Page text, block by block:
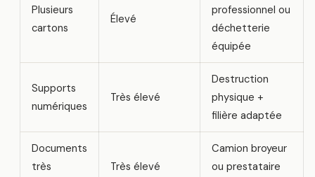
Plusieurs
cartons
Élevé
professionnel ou
déchetterie
équipée
Supports
numériques
Très élevé
Destruction
physique +
filière adaptée
Documents
très
Très élevé
Camion broyeur
ou prestataire